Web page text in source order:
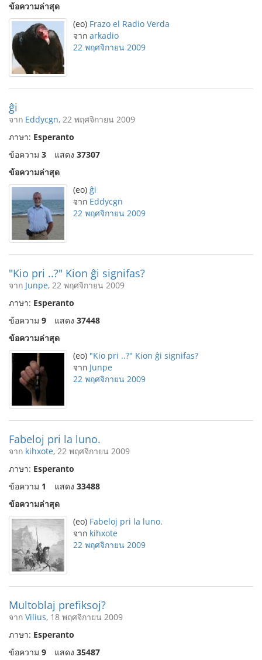
ข้อความล่าสุด
(eo) Frazo el Radio Verda
จาก arkadio
22 พฤศจิกายน 2009
ĝi
จาก Eddycgn, 22 พฤศจิกายน 2009
ภาษา: Esperanto
ข้อความ 3 แสดง 37307
ข้อความล่าสุด
(eo) ĝi
จาก Eddycgn
22 พฤศจิกายน 2009
"Kio pri ..?" Kion ĝi signifas?
จาก Junpe, 22 พฤศจิกายน 2009
ภาษา: Esperanto
ข้อความ 9 แสดง 37448
ข้อความล่าสุด
(eo) "Kio pri ..?" Kion ĝi signifas?
จาก Junpe
22 พฤศจิกายน 2009
Fabeloj pri la luno.
จาก kihxote, 22 พฤศจิกายน 2009
ภาษา: Esperanto
ข้อความ 1 แสดง 33488
ข้อความล่าสุด
(eo) Fabeloj pri la luno.
จาก kihxote
22 พฤศจิกายน 2009
Multoblaj prefiksoj?
จาก Vilius, 18 พฤศจิกายน 2009
ภาษา: Esperanto
ข้อความ 9 แสดง 35487